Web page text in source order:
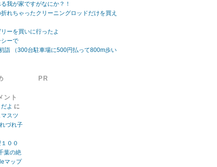
我が家ですがなにか？！
れちゃったクリーニングロッドだけを買え
ーを買いに行ったよ
ーで
詣 （300台駐車場に500円払って800m歩い
ント
よ に
スツ
づれ子
００
葉の絶
マップ
PR